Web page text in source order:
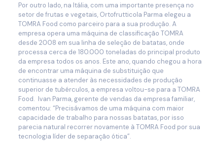
Por outro lado, na Itália, com uma importante presença no
setor de frutas e vegetais, Ortofrutticola Parma elegeu a
TOMRA Food como parceiro para a sua produção. A
empresa opera uma máquina de classificação TOMRA
desde 2008 em sua linha de seleção de batatas, onde
processa cerca de 180.000 toneladas do principal produto
da empresa todos os anos. Este ano, quando chegou a hora
de encontrar uma máquina de substituição que
continuasse a atender às necessidades de produção
superior de tubérculos, a empresa voltou-se para a TOMRA
Food. Ivan Parma, gerente de vendas da empresa familiar,
comentou: “Precisávamos de uma máquina com maior
capacidade de trabalho para nossas batatas, por isso
parecia natural recorrer novamente à TOMRA Food por sua
tecnologia líder de separação ótica”.